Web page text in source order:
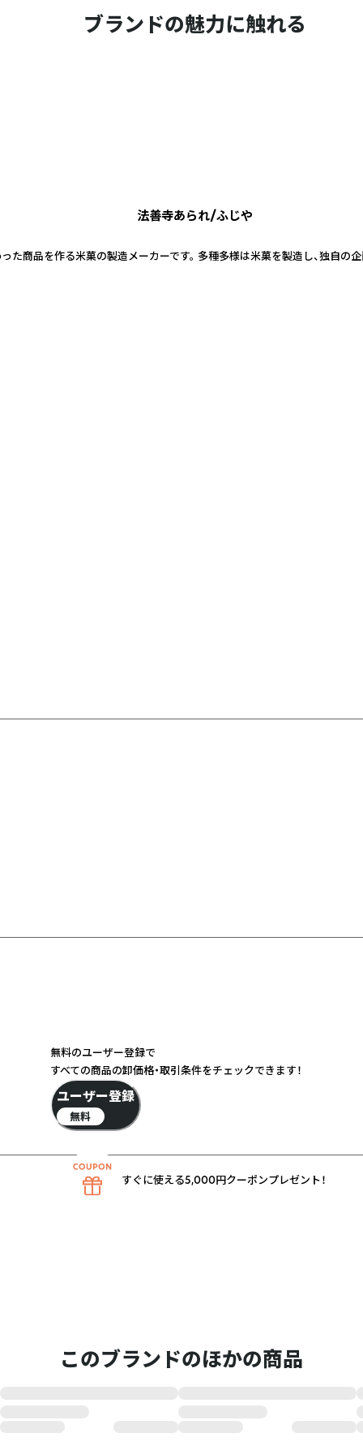
ブランドの魅力に触れる
法善寺あられ/ふじや
た商品を作る米菓の製造メーカーです。 多種多様は米菓を製造し、独自の
このブランドのほかの商品
無料のユーザー登録で
すべての商品の卸価格・取引条件をチェックできます！
ユーザー登録
無料
すぐに使える5,000円クーポンプレゼント！